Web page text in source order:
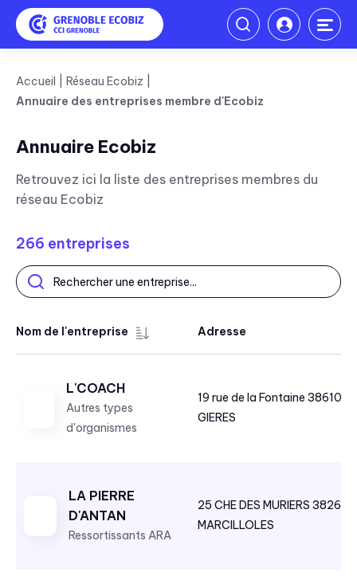
Accueil
Réseau Ecobiz
Annuaire des entreprises membre d'Ecobiz
Annuaire Ecobiz
Retrouvez ici la liste des entreprises membres du
réseau Ecobiz
266 entreprises
Nom de l'entreprise
T
r
Adresse
L'COACH
Autres types
d'organismes
19 rue de la Fontaine 38610
GIERES
LA PIERRE
D'ANTAN
Ressortissants ARA
25 CHE DES MURIERS 38260
MARCILLOLES